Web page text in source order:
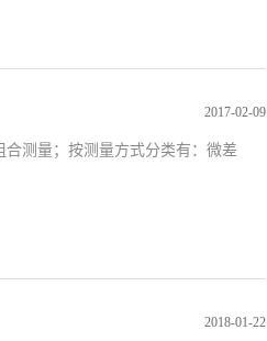
2017-02-09
测量；按测量方式分类有：微差
2018-01-22